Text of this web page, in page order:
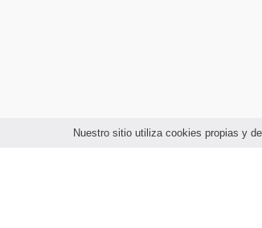
Nuestro sitio utiliza cookies propias y